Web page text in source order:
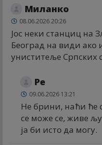
Миланко
08.06.2026 20:26
Јос неки станциц на
Београд на види ако
униститеље Српских
Ре
09.06.2026 13:21
Не брини, наћи ће
се може се, живе
ја би исто да могу.